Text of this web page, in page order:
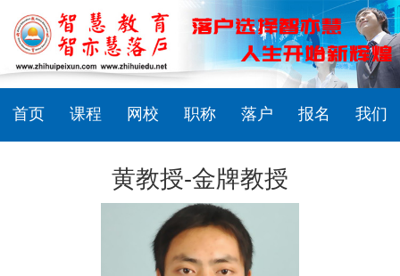
首页 课程 网校 职称 落户 报名 我们
黄教授-金牌教授